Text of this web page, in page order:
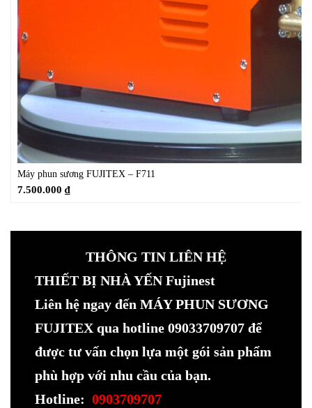
Máy phun sương FUJITEX – F711
7.500.000 ₫
THÔNG TIN LIÊN HỆ
THIẾT BỊ NHÀ YẾN Fujinest
Liên hệ ngay đến MÁY PHUN SƯƠNG
FUJITEX qua hotline 09033709707 để
được tư vấn chọn lựa một gói sản phẩm
phù hợp với nhu cầu của bạn.
Hotline: 0903709707